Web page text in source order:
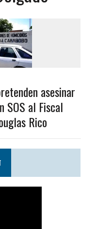
asesinar
SOS al Fiscal
Rico